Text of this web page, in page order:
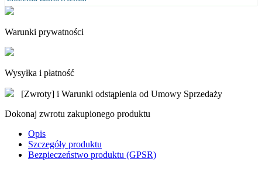
Warunki prywatności
Wysyłka i płatność
[Zwroty] i Warunki odstąpienia od Umowy Sprzedaży
Dokonaj zwrotu zakupionego produktu
Opis
Szczegóły produktu
Bezpieczeństwo produktu (GPSR)